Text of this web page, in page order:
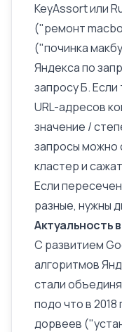
KeyAssort или
("ремонт
("починка
Яндекса по
запросу Б.
URL-адресов
значение /
запросы можно
кластер и
Если
разные, нужны
Актуальность
С развитием
алгоритмов
стали
подо что в 2018
дорвеев